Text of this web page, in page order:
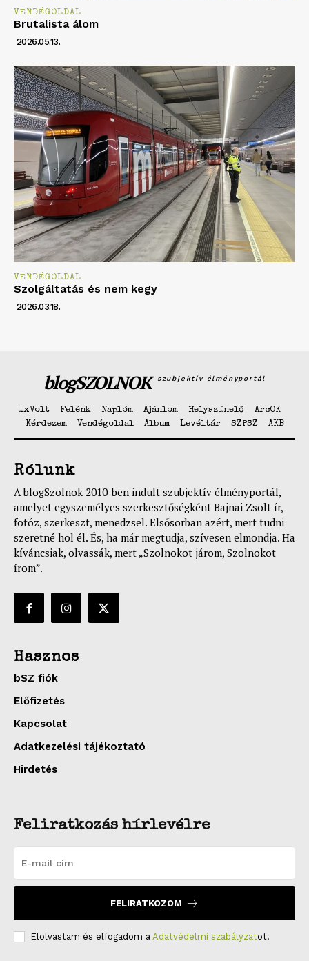
VENDÉGOLDAL
Brutalista álom
2026.05.13.
VENDÉGOLDAL
Szolgáltatás és nem kegy
2026.03.18.
blogSZOLNOK szubjektív élményportál
1xVolt Felénk Naplóm Ajánlom Helyszínelő
ArcOK
Kérdezem
Vendégoldal Album Levéltár SZPSZ AKB
Rólunk
A blogSzolnok 2010-ben indult szubjektív élményportál,
amelyet egyszemélyes szerkesztőségként Bajnai Zsolt ír,
fotóz, szerkeszt, menedzsel. Elsősorban azért, mert tudni
szeretné hol él. És, ha már megtudja, szívesen elmondja. Ha
kíváncsiak, olvassák, mert „Szolnokot járom, Szolnokot
írom”.
Hasznos
bSZ fiók
Előfizetés
Kapcsolat
Adatkezelési tájékoztató
Hirdetés
Feliratkozás hírlevélre
FELIRATKOZOM
Elolvastam és elfogadom a Adatvédelmi szabályzatot.